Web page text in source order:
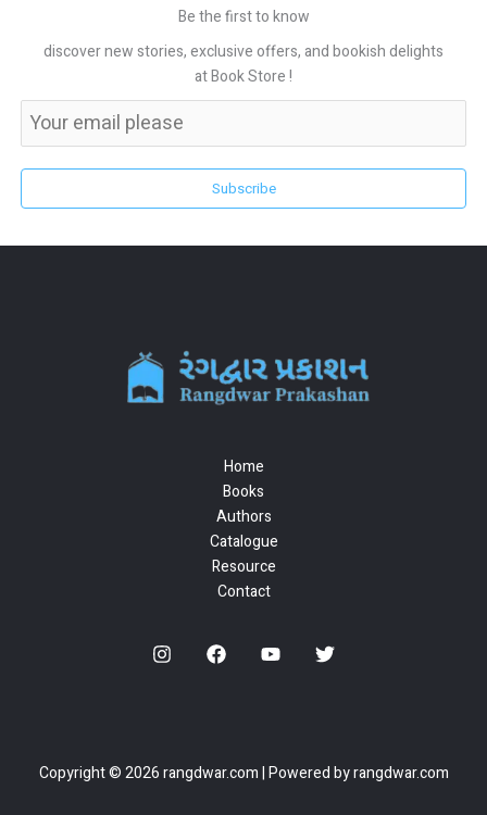
Be the first to know
discover new stories, exclusive offers, and bookish delights
at Book Store !
Subscribe
Home
Books
Authors
Catalogue
Resource
Contact
Copyright © 2026 rangdwar.com | Powered by rangdwar.com